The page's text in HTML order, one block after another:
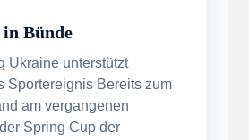
Bünde
Ukraine unterstützt
Sportereignis Bereits zum
am vergangenen
Spring Cup der